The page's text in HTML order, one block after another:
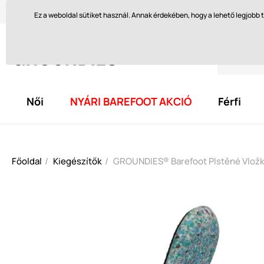
Szívesen segítünk ittorders@groundies.cz
Női NYÁRI BAREFOOT AKCIÓ Férfi
Főoldal Kiegészítők GROUNDIES® Barefoot Plstěné
Ez a weboldal sütiket használ. Annak érdekében, hogy a lehető